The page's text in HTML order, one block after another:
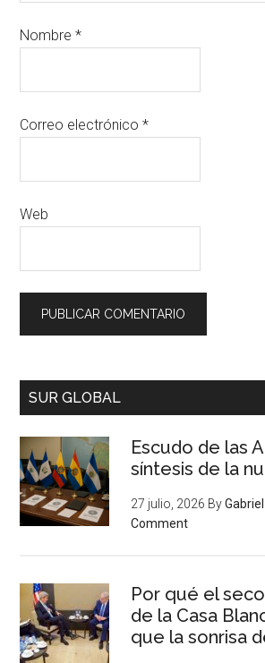
Nombre*
Correo electrónico*
Web
SUR GLOBAL
Escudo de las
síntesis de la
27 julio, 2026 By
Comment
Por qué el
de la Casa
que la sonrisa